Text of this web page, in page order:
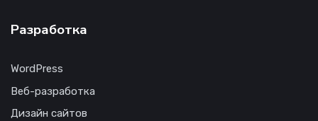
Разработка
WordPress
Веб-разработка
Дизайн сайтов